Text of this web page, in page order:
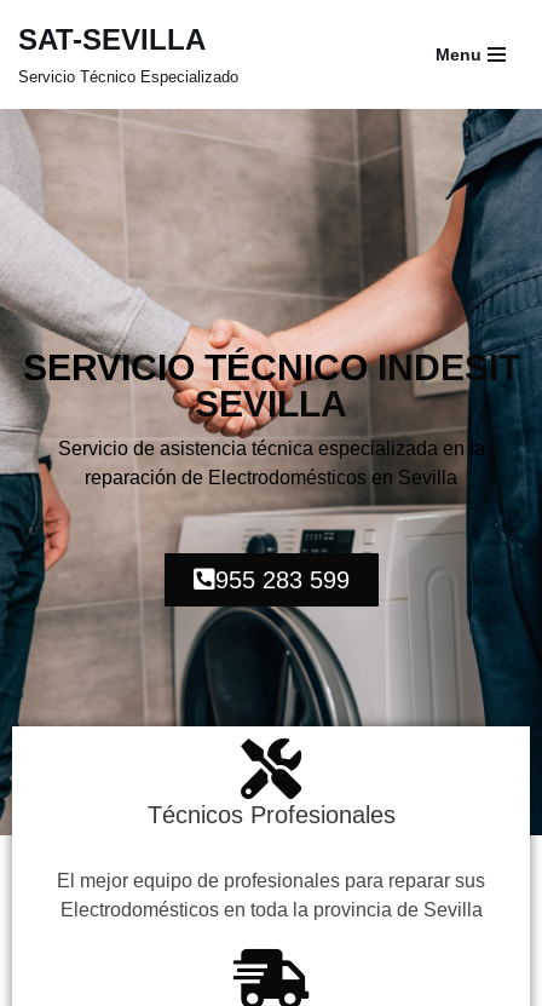
contenido
SAT-SEVILLA
Servicio Técnico Especializado
Menu
SERVICIO TÉCNICO INDESIT
SEVILLA
Servicio de asistencia técnica especializada en la
reparación de Electrodomésticos en Sevilla
955 283 599
Técnicos Profesionales
El mejor equipo de profesionales para reparar sus
Electrodomésticos en toda la provincia de Sevilla